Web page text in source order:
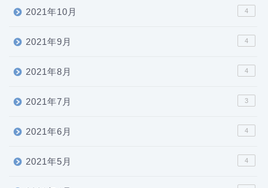
2021年10月 4
2021年9月 4
2021年8月 4
2021年7月 3
2021年6月 4
2021年5月 4